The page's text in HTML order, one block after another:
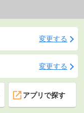
変更する
変更する
アプリで探す